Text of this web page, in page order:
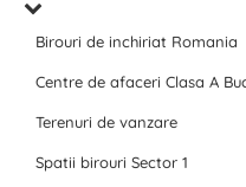
Birouri de inchiriat Romania
Centre de afaceri Clasa A
Terenuri de vanzare
Spatii birouri Sector 1